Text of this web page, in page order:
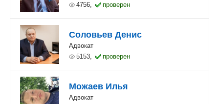
4756,
проверен
Соловьев Денис
Адвокат
5153,
проверен
Можаев Илья
Адвокат